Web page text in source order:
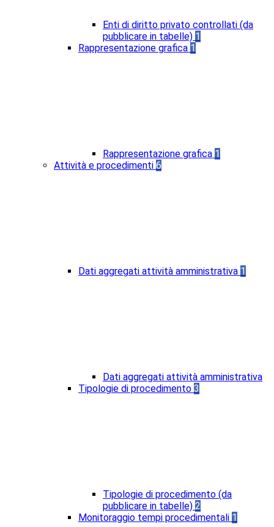
Enti di diritto privato controllati (da
pubblicare in tabelle) 1
Rappresentazione grafica 1
Rappresentazione grafica 1
Attività e procedimenti 6
Dati aggregati attività amministrativa 1
Dati aggregati attività amministrativa
Tipologie di procedimento 3
Tipologie di procedimento (da
pubblicare in tabelle) 2
Monitoraggio tempi procedimentali 1